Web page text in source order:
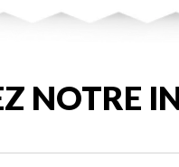
NOTRE